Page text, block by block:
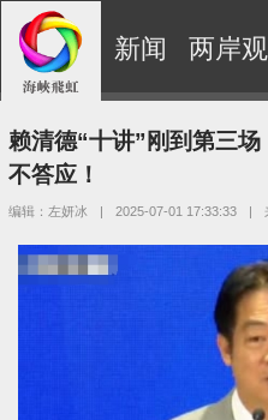
新闻 两岸
赖清德“十讲”刚到第三
不答应！
编辑：左妍冰 | 2025-07-01 17:33:33 |